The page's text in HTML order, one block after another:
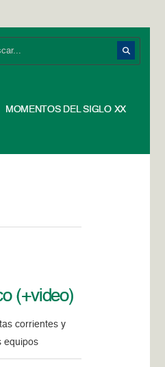
MOMENTOS DEL SIGLO XX
(+video)
corrientes y
equipos